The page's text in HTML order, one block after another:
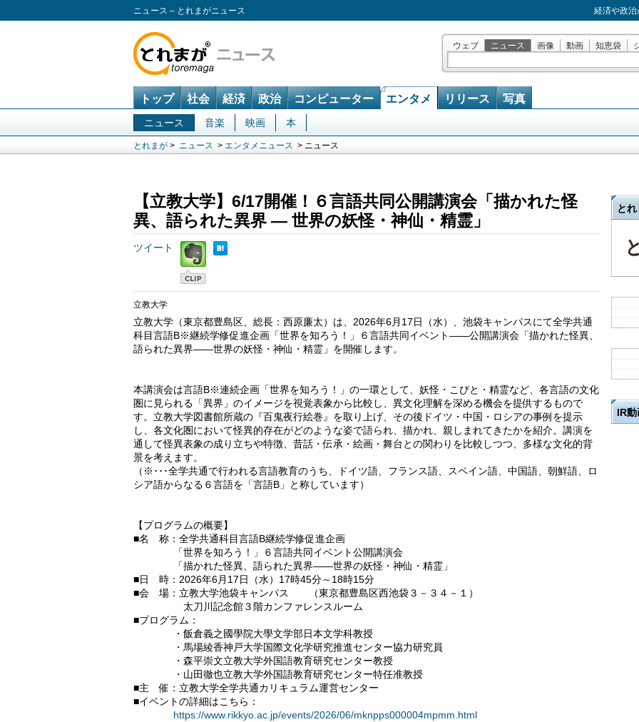
ニュース – とれまがニュース 経済や政
ウェブ ニュース 画像 動画 知恵袋
トップ 社会 経済 政治 コンピューター エンタメ リリース 写真
ニュース 音楽 映画 本
とれまが > ニュース > エンタメニュース > ニュース
【立教大学】6/17開催！６言語共同公開講演会「描かれた怪
異、語られた異界 ― 世界の妖怪・神仙・精霊」
ツイート
立教大学
立教大学（東京都豊島区、総長：西原廉太）は、2026年6月17日（水）、池袋キャンパスにて全学共通
科目言語B※継続学修促進企画「世界を知ろう！」６言語共同イベント——公開講演会「描かれた怪異、
語られた異界——世界の妖怪・神仙・精霊」を開催します。
本講演会は言語B※連続企画「世界を知ろう！」の一環として、妖怪・こびと・精霊など、各言語の文化
圏に見られる「異界」のイメージを視覚表象から比較し、異文化理解を深める機会を提供するもので
す。立教大学図書館所蔵の『百鬼夜行絵巻』を取り上げ、その後ドイツ・中国・ロシアの事例を提示
し、各文化圏において怪異的存在がどのような姿で語られ、描かれ、親しまれてきたかを紹介。講演を
通して怪異表象の成り立ちや特徴、昔話・伝承・絵画・舞台との関わりを比較しつつ、多様な文化的背
景を考えます。
（※･･･全学共通で行われる言語教育のうち、ドイツ語、フランス語、スペイン語、中国語、朝鮮語、ロ
シア語からなる６言語を「言語B」と称しています）
【プログラムの概要】
■名 称：全学共通科目言語B継続学修促進企画
「世界を知ろう！」６言語共同イベント公開講演会
「描かれた怪異、語られた異界——世界の妖怪・神仙・精霊」
■日 時：2026年6月17日（水）17時45分～18時15分
■会 場：立教大学池袋キャンパス （東京都豊島区西池袋３－３４－１）
太刀川記念館３階カンファレンスルーム
■プログラム：
・飯倉義之國學院大學文学部日本文学科教授
・馬場綾香神戸大学国際文化学研究推進センター協力研究員
・森平崇文立教大学外国語教育研究センター教授
・山田徹也立教大学外国語教育研究センター特任准教授
■主 催：立教大学全学共通カリキュラム運営センター
■イベントの詳細はこちら：
https://www.rikkyo.ac.jp/events/2026/06/mknpps000004mpmm.html
とれ
IR動